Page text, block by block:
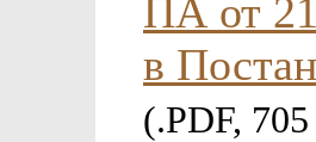
ПА от
в
(.PDF,